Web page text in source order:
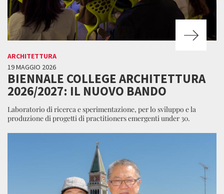
ARCHITETTURA
19 MAGGIO 2026
BIENNALE COLLEGE ARCHITETTURA
2026/2027: IL NUOVO BANDO
Laboratorio di ricerca e sperimentazione, per lo sviluppo e la
produzione di progetti di practitioners emergenti under 30.